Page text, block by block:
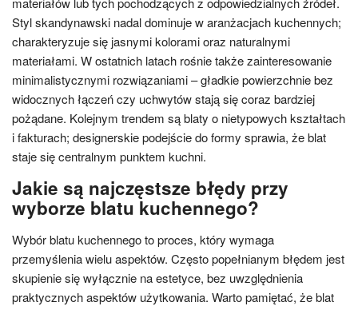
Styl skandynawski nadal dominuje w aranżacjach kuchennych;
charakteryzuje się jasnymi kolorami oraz naturalnymi
materiałami. W ostatnich latach rośnie także zainteresowanie
minimalistycznymi rozwiązaniami – gładkie powierzchnie bez
widocznych łączeń czy uchwytów stają się coraz bardziej
pożądane. Kolejnym trendem są blaty o nietypowych kształtach
i fakturach; designerskie podejście do formy sprawia, że blat
staje się centralnym punktem kuchni.
Jakie są najczęstsze błędy przy
wyborze blatu kuchennego?
Wybór blatu kuchennego to proces, który wymaga
przemyślenia wielu aspektów. Często popełnianym błędem jest
skupienie się wyłącznie na estetyce, bez uwzględnienia
praktycznych aspektów użytkowania. Warto pamiętać, że blat